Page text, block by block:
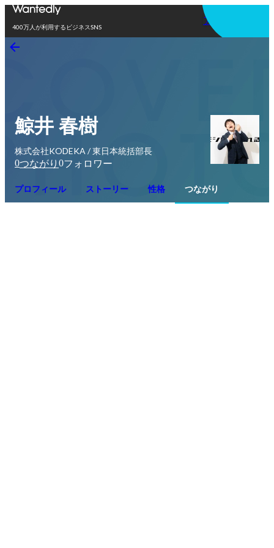
400万人が利用するビジネスSNS
アプリを使う
鯨井 春樹
株式会社KODEKA / 東日本統括部長
0つながり 0フォロワー
プロフィール ストーリー 性格 つながり